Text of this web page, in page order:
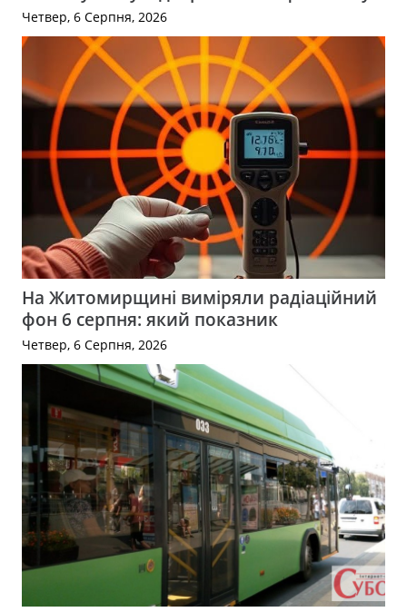
Четвер, 6 Серпня, 2026
На Житомирщині виміряли радіаційний
фон 6 серпня: який показник
Четвер, 6 Серпня, 2026